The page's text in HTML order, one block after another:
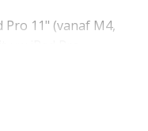
11" (vanaf M4,
mechanisme
in